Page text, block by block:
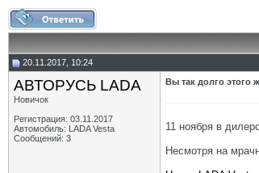
20.11.2017, 10:24
АВТОРУСЬ LADA
Новичок
Регистрация: 03.11.2017
Автомобиль: LADA Vesta
Сообщений: 3
Вы так долго этого
11 ноября в
Несмотря на